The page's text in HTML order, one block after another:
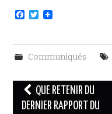
F
e
b
o
k
T
t
e
Communiqués
Navigation
des
QUE RETENIR DU
DERNIER RAPPORT DU